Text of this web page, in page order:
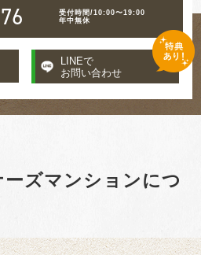
受付時間/10:00〜19:00
年中無休
LINEで
お問い合わせ
ズマンションにつ